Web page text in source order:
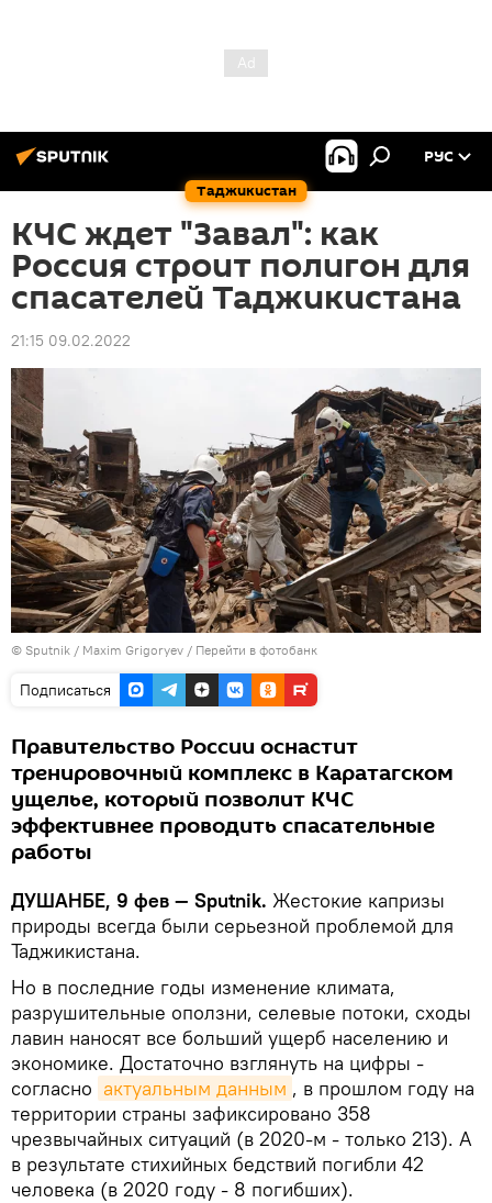
Таджикистан
РУС
КЧС ждет "Завал": как
Россия строит полигон для
спасателей Таджикистана
21:15 09.02.2022
© Sputnik / Maxim Grigoryev / Перейти в фотобанк
Подписаться
Правительство России оснастит
тренировочный комплекс в Каратагском
ущелье, который позволит КЧС
эффективнее проводить спасательные
работы
ДУШАНБЕ, 9 фев — Sputnik. Жестокие капризы
природы всегда были серьезной проблемой для
Таджикистана.
Но в последние годы изменение климата,
разрушительные оползни, селевые потоки, сходы
лавин наносят все больший ущерб населению и
экономике. Достаточно взглянуть на цифры -
согласно актуальным данным , в прошлом году на
территории страны зафиксировано 358
чрезвычайных ситуаций (в 2020-м - только 213). А
в результате стихийных бедствий погибли 42
человека (в 2020 году - 8 погибших).